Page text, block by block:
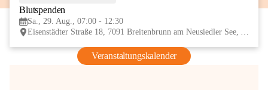
Blutspenden
Sa., 29. Aug., 07:00 - 12:30
Eisenstädter Straße 18, 7091 Breitenbrunn am Neusiedler See, AUT
Veranstaltungskalender